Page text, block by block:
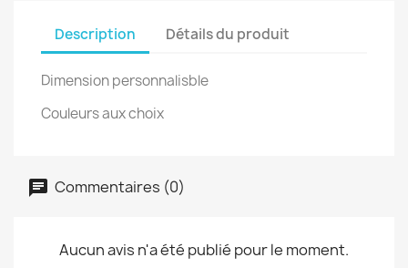
Description Détails du produit
Dimension personnalisble
Couleurs aux choix
Commentaires (0)
Aucun avis n'a été publié pour le moment.